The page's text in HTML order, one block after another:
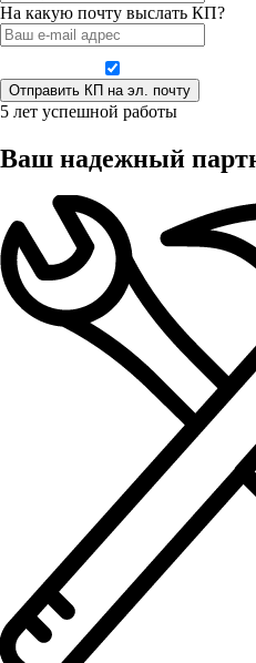
На какую почту выслать КП?
5 лет успешной работы
Ваш надежный